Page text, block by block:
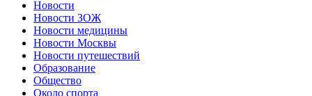
Новости
Новости ЗОЖ
Новости медицины
Новости Москвы
Новости путешествий
Образование
Общество
Около спорта